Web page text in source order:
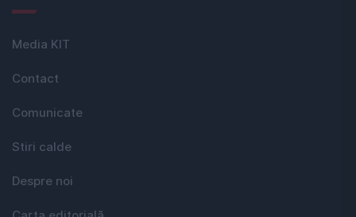
Media KIT
Contact
Comunicate
Stiri calde
Despre noi